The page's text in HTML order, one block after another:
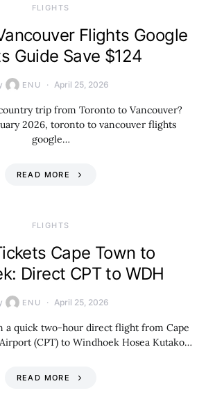
​FLIGHTS
Flights Google
Guide Save $124
ENU April 25, 2026
trip from Toronto to Vancouver?
2026, toronto to vancouver flights
google…
READ MORE
​FLIGHTS
Cape Town to
Direct CPT to WDH
ENU April 25, 2026
a quick two-hour direct flight from Cape
(CPT) to Windhoek Hosea Kutako…
READ MORE